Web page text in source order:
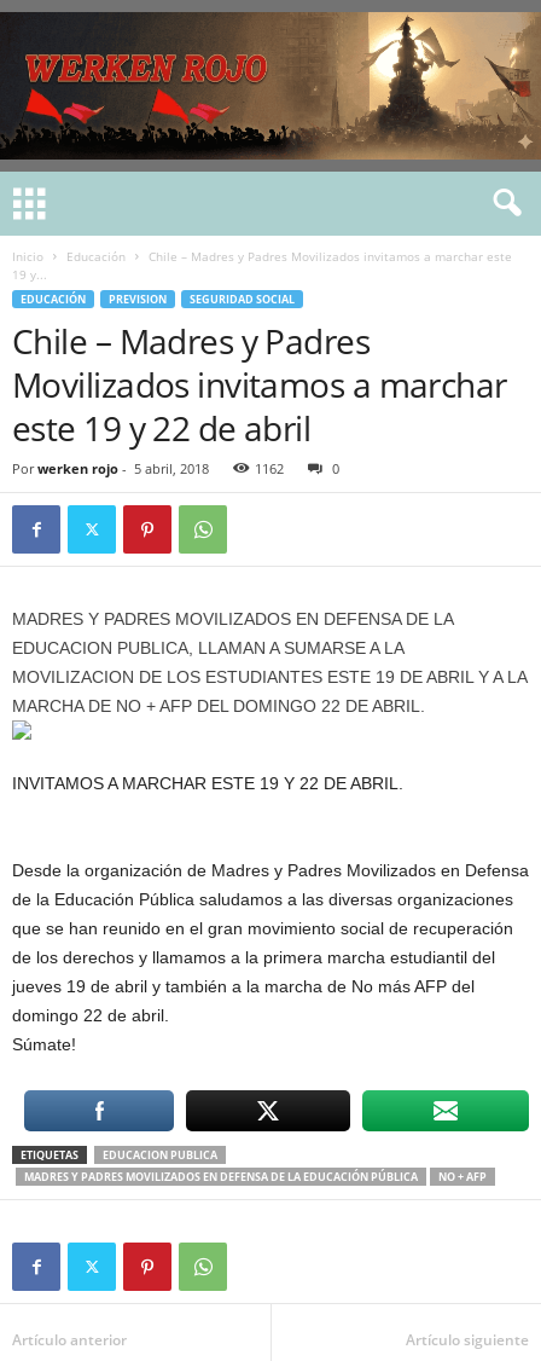
Inicio Educación
Chile – Madres y Padres Movilizados invitamos a marchar este
19 y...
EDUCACIÓN PREVISION SEGURIDAD SOCIAL
Chile – Madres y Padres
Movilizados invitamos a marchar
este 19 y 22 de abril
Por werken rojo - 5 abril, 2018 1162 0
MADRES Y PADRES MOVILIZADOS EN DEFENSA DE LA
EDUCACION PUBLICA, LLAMAN A SUMARSE A LA
MOVILIZACION DE LOS ESTUDIANTES ESTE 19 DE ABRIL Y A LA
MARCHA DE NO + AFP DEL DOMINGO 22 DE ABRIL.
INVITAMOS A MARCHAR ESTE 19 Y 22 DE ABRIL.
Desde la organización de Madres y Padres Movilizados en Defensa
de la Educación Pública saludamos a las diversas organizaciones
que se han reunido en el gran movimiento social de recuperación
de los derechos y llamamos a la primera marcha estudiantil del
jueves 19 de abril y también a la marcha de No más AFP del
domingo 22 de abril.
Súmate!
ETIQUETAS
EDUCACION PUBLICA
MADRES Y PADRES MOVILIZADOS EN DEFENSA DE LA EDUCACIÓN PÚBLICA
NO + AFP
Artículo anterior Artículo siguiente